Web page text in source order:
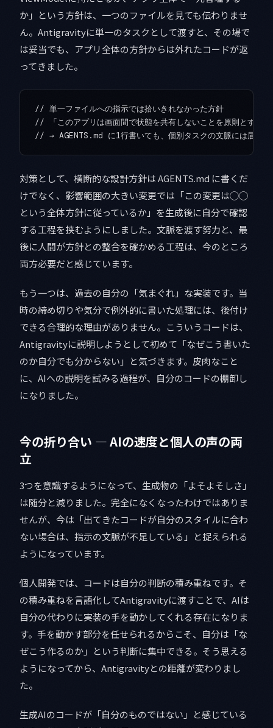
か」という方針は、一つのファイルを見ても伝わりませ
ん。Antigravityに単一のタスクとして渡すと、その場で
は妥当でも、アプリ全体の方針からは外れたコードが返
ってきました。
// 単一ファイルへの指示では拾いきれなかった方針
// 「このアプリは画面間で状態を共有しないことを原則とする」
対策として、横断的な設計方針は AGENTS.md に書くだ
けでなく、影響範囲の大きい変更では「この変更は◯◯
という全体方針に従っているか」を生成後に自分で確認
する工程を挟むようにしました。文脈を渡す努力と、最
後に人間が方針との整合を確かめる工程は、今のところ
両方必要だと感じています。
もう一つは、過去の自分の「気まぐれ」な実装です。当
時の締め切りや気分で例外的に書いた処理には、後付け
できる合理的な理由がありません。こういうコードは、
Antigravityに説明しようとして初めて「なぜこう書いた
のか自分でも分からない」と気づきます。皮肉なこと
に、AIへの説明を試みる過程が、自分のコードの棚卸し
になりました。
今の折り合い — AIの速度と個人の声の両
立
3つを意識するようになって、生成物の「よそよそしさ」
は随分と減りました。完全になくなったわけではありま
せんが、今は「出てきたコードが自分のスタイルに合わ
ない場合は、指示の文脈が不足している」と捉えられる
ようになっています。
個人開発では、コードは自分の判断の積み重ねです。そ
の積み重ねを言語化してAntigravityに渡すことで、AIは
自分の代わりに実装の手を動かしてくれる存在になりま
す。手を動かす部分を任せられるからこそ、自分は「な
ぜこう作るのか」という判断に集中できる。そう思える
ようになってから、Antigravityとの距離が変わりまし
た。
生成AIのコードが「自分のものではない」と感じている